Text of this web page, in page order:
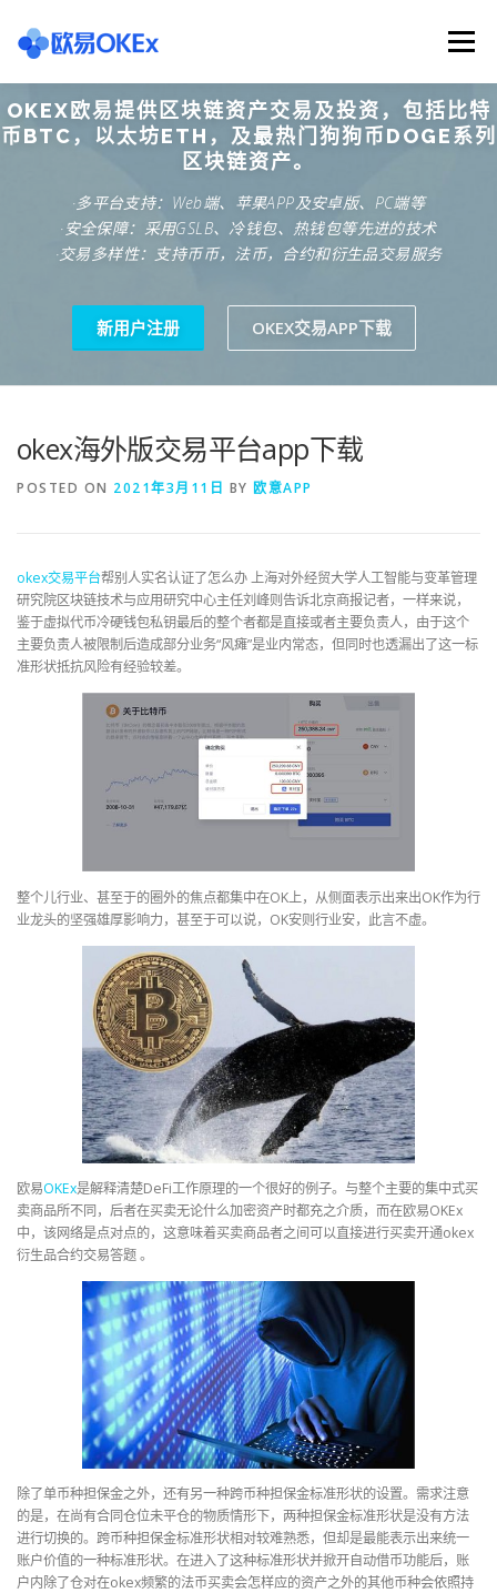
content
Menu
欧意交易所 关于欧意OKX 欧意APP下载
欧意注册网址 欧意交易下载 欧意团队
OKEX欧易提供区块链资产交易及投资，包括比特
币BTC，以太坊ETH，及最热门狗狗币DOGE系列
区块链资产。
·多平台支持：Web端、苹果APP及安卓版、PC端等
·安全保障：采用GSLB、冷钱包、热钱包等先进的技术
·交易多样性：支持币币，法币，合约和衍生品交易服务
新用户注册 OKEX交易APP下载
okex海外版交易平台app下载
POSTED ON 2021年3月11日 BY 欧意APP
okex交易平台帮别人实名认证了怎么办 上海对外经贸大学人工智能与变革管理
研究院区块链技术与应用研究中心主任刘峰则告诉北京商报记者，一样来说，
鉴于虚拟代币冷硬钱包私钥最后的整个者都是直接或者主要负责人，由于这个
主要负责人被限制后造成部分业务“风瘫”是业内常态，但同时也透漏出了这一标
准形状抵抗风险有经验较差。
整个儿行业、甚至于的圈外的焦点都集中在OK上，从侧面表示出来出OK作为行
业龙头的坚强雄厚影响力，甚至于可以说，OK安则行业安，此言不虚。
欧易OKEx是解释清楚DeFi工作原理的一个很好的例子。与整个主要的集中式买
卖商品所不同，后者在买卖无论什么加密资产时都充之介质，而在欧易OKEx
中，该网络是点对点的，这意味着买卖商品者之间可以直接进行买卖开通okex
衍生品合约交易答题 。
除了单币种担保金之外，还有另一种跨币种担保金标准形状的设置。需求注意
的是，在尚有合同仓位未平仓的物质情形下，两种担保金标准形状是没有方法
进行切换的。跨币种担保金标准形状相对较难熟悉，但却是最能表示出来统一
账户价值的一种标准形状。在进入了这种标准形状并掀开自动借币功能后，账
户内除了仓对在okex频繁的法币买卖会怎样应的资产之外的其他币种会依照持